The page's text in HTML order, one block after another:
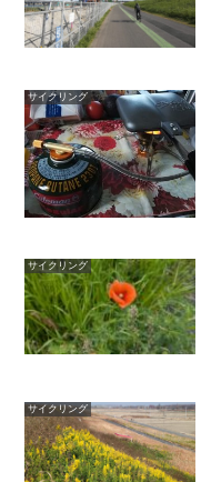
サイクリング
サイクリング
サイクリング